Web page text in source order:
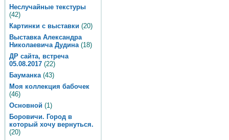
Неслучайные текстуры
(42)
Картинки с выставки (20)
Выставка Александра
Николаевича Дудина(18)
ДР сайта, встреча
05.08.2017 (22)
Бауманка(43)
Моя коллекция бабочек
(46)
Основной (1)
Боровичи. Город в
который хочу вернуться.
(20)